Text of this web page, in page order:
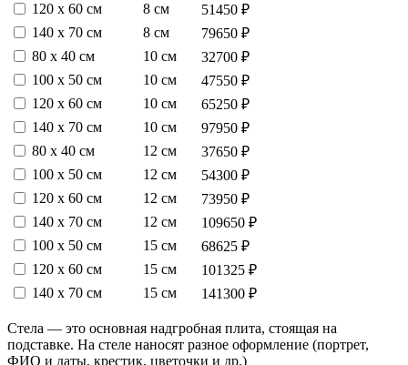
120 х 60 см
8 см
51450 ₽
140 х 70 см
8 см
79650 ₽
80 х 40 см
10 см
32700 ₽
100 х 50 см
10 см
47550 ₽
120 х 60 см
10 см
65250 ₽
140 х 70 см
10 см
97950 ₽
80 х 40 см
12 см
37650 ₽
100 х 50 см
12 см
54300 ₽
120 х 60 см
12 см
73950 ₽
140 х 70 см
12 см
109650 ₽
100 х 50 см
15 см
68625 ₽
120 х 60 см
15 см
101325 ₽
140 х 70 см
15 см 141300 ₽
Стела — это основная надгробная плита, стоящая на
подставке. На стеле наносят разное оформление (портрет,
ФИО и даты, крестик, цветочки и др.)